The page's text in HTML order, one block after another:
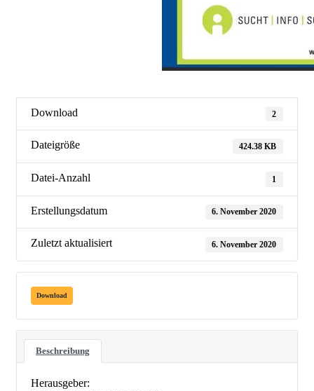
Download 2
Dateigröße 424.38 KB
Datei-Anzahl 1
Erstellungsdatum 6. November 2020
Zuletzt aktualisiert 6. November 2020
Download
Beschreibung
Herausgeber: